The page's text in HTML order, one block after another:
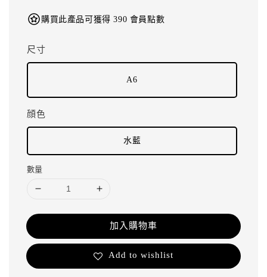
購買此產品可獲得 390 會員點數
尺寸
A6
顔色
水藍
數量
加入購物車
Add to wishlist